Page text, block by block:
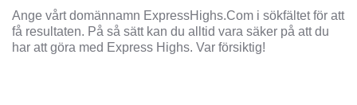
Ange vårt domännamn ExpressHighs.Com i sökfältet för att
få resultaten. På så sätt kan du alltid vara säker på att du
har att göra med Express Highs. Var försiktig!